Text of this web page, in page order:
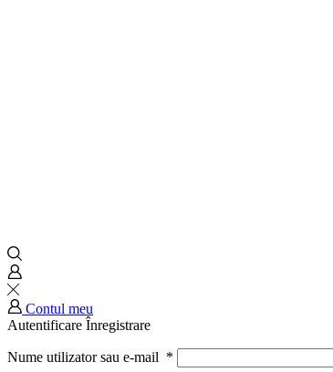
Contul meu
Autentificare Înregistrare
Nume utilizator sau e-mail *